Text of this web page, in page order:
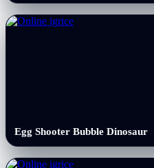
Egg Shooter Bubble Dinosaur